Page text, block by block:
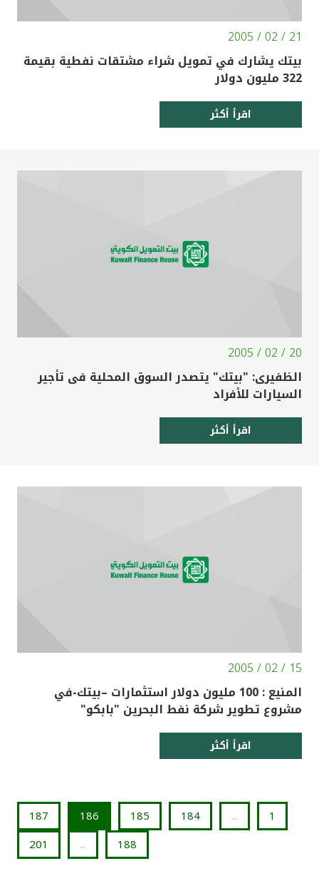
21 / 02 / 2005
بيتك يشارك في تمويل شراء مشتقات نفطية بقيمة
322 مليون دولار
اقرأ أكثر
20 / 02 / 2005
الظفيرى: "بيتك" يتصدر السوق المحلية فى تأجير
السيارات للأفراد
اقرأ أكثر
15 / 02 / 2005
المنيع : 100 مليون دولار استثمارات –بيتك-في
مشروع تطوير شركة نفط البحرين "بابكو"
اقرأ أكثر
1
...
184
185
186
187
188
...
201